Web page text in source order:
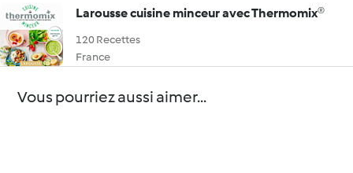
Larousse cuisine minceur avec Thermomix®
120 Recettes
France
Vous pourriez aussi aimer...